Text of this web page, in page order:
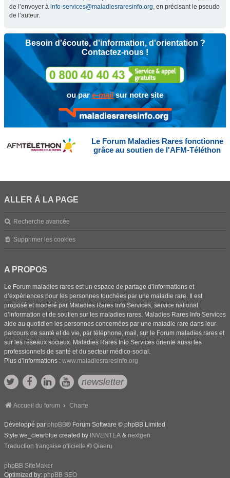
de l’envoyer à info-services@maladiesraresinfo.org, en précisant le pseudo
de l’auteur.
Besoin d'écoute, d'information, d'orientation ?
Contactez-nous !
ou pare-mailsur notre site
Le Forum Maladies Rares fonctionne
grâce au soutien de l'AFM-Téléthon
ALLER À LA PAGE
Recherche avancée
Supprimer les cookies
A PROPOS
Le Forum maladies rares est un espace de partage d’informations et
d’expériences pour les personnes touchées par une maladie rare. Il est
proposé et modéré par Maladies Rares Info Services, service national
d’information et de soutien sur les maladies rares. Maladies Rares Info Services
aide au quotidien les personnes concernées par une maladie rare dans leur
parcours de santé et de vie, par téléphone, mail, sur le Forum maladies rares et
sur les réseaux sociaux. Maladies Rares Info Services oriente aussi les
professionnels de santé et du secteur médico-social.
Plus d’informations : www.maladiesraresinfo.org
newsletter
Accueil du forum Charte
Développé par phpBB® Forum Software © phpBB Limited
Style we_clearblue created by INVENTEA & nextgen
Traduction française officielle © Qiaeru
phpBB SiteMaker
Optimized by: phpBB SEO